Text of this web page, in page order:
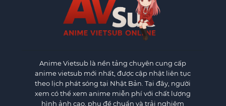
Anime Vietsub là nền tảng chuyên cung cấp
anime vietsub mới nhất, được cập nhật liên tục
theo lịch phát sóng tại Nhật Bản. Tại đây, người
xem có thể xem anime miễn phí với chất lượng
hình ảnh cao, phụ đề chuẩn và trải nghiệm